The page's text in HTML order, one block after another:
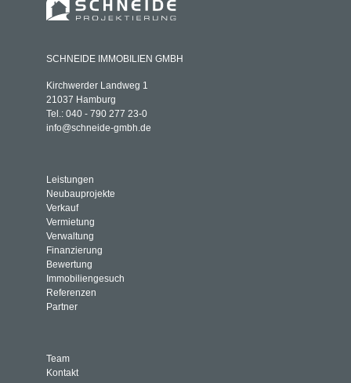
SCHNEIDE IMMOBILIEN GMBH
Kirchwerder Landweg 1
21037 Hamburg
Tel.: 040 - 790 277 23-0
info@schneide-gmbh.de
Leistungen
Neubauprojekte
Verkauf
Vermietung
Verwaltung
Finanzierung
Bewertung
Immobiliengesuch
Referenzen
Partner
Team
Kontakt